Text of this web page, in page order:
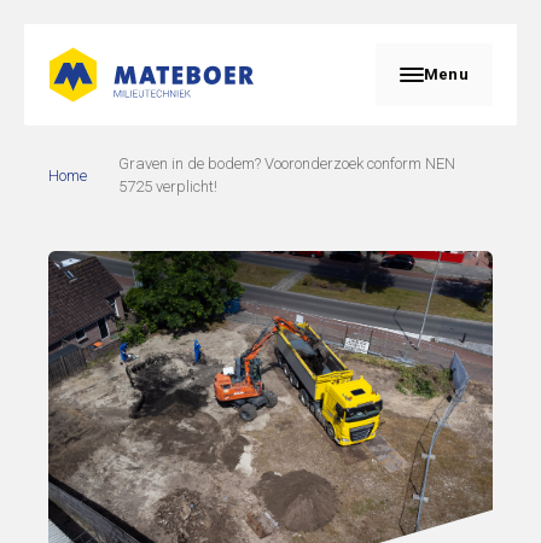
Menu
Home
Graven in de bodem? Vooronderzoek conform NEN
5725 verplicht!